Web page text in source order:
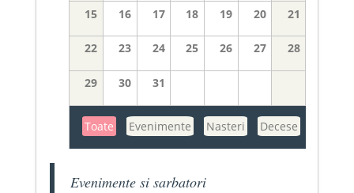
15 16 17 18 19 20 21
22 23 24 25 26 27 28
29 30 31
Toate Evenimente Nasteri Decese
Evenimente si sarbatori